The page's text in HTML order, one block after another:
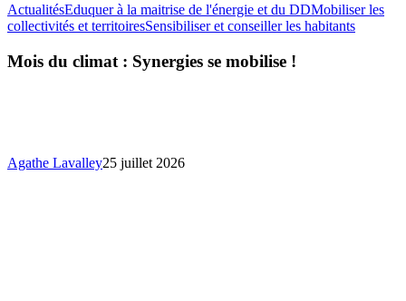
ActualitésEduquer à la maitrise de l'énergie et du DDMobiliser les
collectivités et territoiresSensibiliser et conseiller les habitantsMois
Mois du climat : Synergies se mobilise !
Agathe Lavalley25 juillet 2026